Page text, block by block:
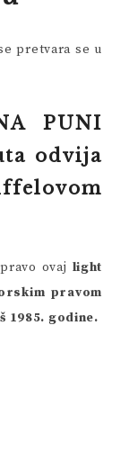
pretvara se u
PUNI
odvija
ovaj light
pravom
1985. godine.